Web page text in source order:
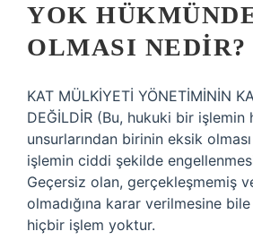
YOK
OLMASI NEDIR?
KAT MÜLKİYETİ YÖNETİMİNİN
DEĞİLDİR (Bu, hukuki bir işlemin
unsurlarından birinin eksik
işlemin ciddi şekilde
Geçersiz olan, gerçekleşmemiş
olmadığına karar verilmesine
hiçbir işlem yoktur.